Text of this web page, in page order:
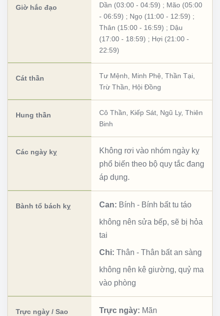
Giờ hắc đạo Dần (03:00 - 04:59) ; Mão (05:00
- 06:59) ; Ngọ (11:00 - 12:59) ;
Thân (15:00 - 16:59) ; Dậu
(17:00 - 18:59) ; Hợi (21:00 -
22:59)
Cát thần Tư Mệnh Minh Phệ Thần Tại
Trừ Thần
Hội Đồng
Hung thần Cô Thần Kiếp Sát Ngũ Ly, Thiên
Binh
Các ngày kỵ
Không rơi vào nhóm ngày kỵ
phổ biến theo bộ quy tắc đang
áp dụng.
Bành tổ bách kỵ Can: Bính - Bính bất tu táo
không nên sửa bếp, sẽ bị hỏa
tai
Chi: Thân - Thân bất an sàng
không nên kê giường, quỷ ma
vào phòng
Trực ngày / Sao Trực ngày: Mãn